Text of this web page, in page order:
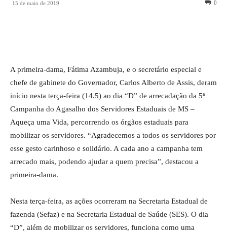
15 de maio de 2019 0
A primeira-dama, Fátima Azambuja, e o secretário especial e
chefe de gabinete do Governador, Carlos Alberto de Assis, deram
início nesta terça-feira (14.5) ao dia “D” de arrecadação da 5ª
Campanha do Agasalho dos Servidores Estaduais de MS –
Aqueça uma Vida, percorrendo os órgãos estaduais para
mobilizar os servidores. “Agradecemos a todos os servidores por
esse gesto carinhoso e solidário. A cada ano a campanha tem
arrecado mais, podendo ajudar a quem precisa”, destacou a
primeira-dama.
Nesta terça-feira, as ações ocorreram na Secretaria Estadual de
fazenda (Sefaz) e na Secretaria Estadual de Saúde (SES). O dia
“D”, além de mobilizar os servidores, funciona como uma